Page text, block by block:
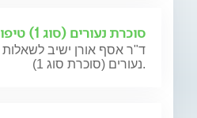
סוכרת נעורים (סוג 1) טיפול והתמודדות
ד"ר אסף אורן ישיב
נעורים (סוכרת סוג 1).